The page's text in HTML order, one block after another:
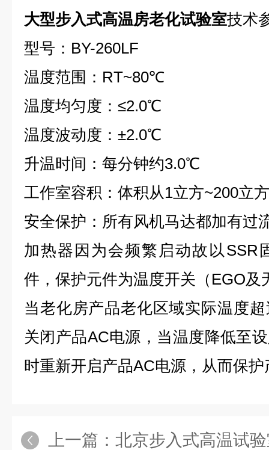
大型步入式高温房老化试验室技术
型号：BY-260LF
温度范围：RT~80℃
温度均匀度：≤2.0℃
温度波动度：±2.0℃
升温时间：每分钟约3.0℃
工作室容积：体积从1立方~200立
安全保护 ：所有风机马达都加有过
加热器因为会频繁启动故以SSR
件，保护元件为温度开关（EGO及
当老化房产品老化区域实际温度
关闭产品AC电源，当温度降低至
时重新开启产品AC电源，从而
上一篇： 北京步入式高温试